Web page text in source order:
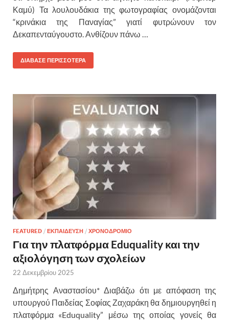
Καμύ) Τα λουλουδάκια της φωτογραφίας ονομάζονται
“κρινάκια της Παναγίας” γιατί φυτρώνουν τον
Δεκαπενταύγουστο. Ανθίζουν πάνω …
ΔΙΑΒΑΣΕ ΠΕΡΙΣΣΟΤΕΡΑ
FEATURED / ΕΚΠΑΙΔΕΥΣΗ / ΧΡΟΝΟΔΡΟΜΙΟ
Για την πλατφόρμα Eduquality και την
αξιολόγηση των σχολείων
22 Δεκεμβρίου 2025
Δημήτρης Αναστασίου* Διαβάζω ότι με απόφαση της
υπουργού Παιδείας Σοφίας Ζαχαράκη θα δημιουργηθεί η
πλατφόρμα «Eduquality” μέσω της οποίας γονείς θα